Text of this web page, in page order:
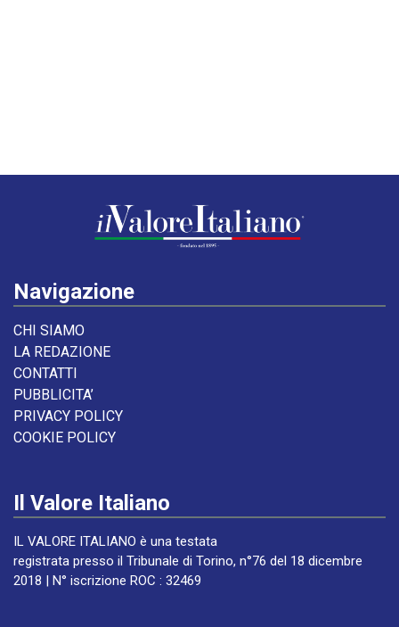
Navigazione
CHI SIAMO
LA REDAZIONE
CONTATTI
PUBBLICITA’
PRIVACY POLICY
COOKIE POLICY
Il Valore Italiano
IL VALORE ITALIANO è una testata
registrata presso il Tribunale di Torino, n°76 del 18 dicembre
2018 | N° iscrizione ROC : 32469